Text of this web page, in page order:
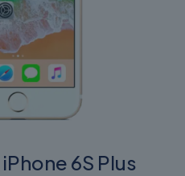
6S Plus